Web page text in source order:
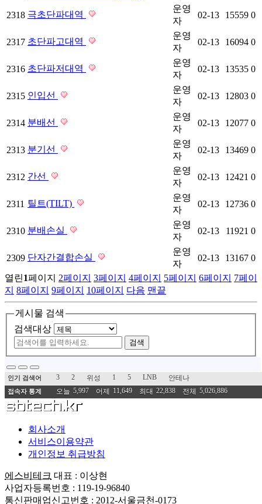
2318 극초단파대역
운영
자
02-13 15559 0
2317 초단파고대역
운영
자
02-13 16094 0
2316 초단파저대역
운영
자
02-13 13535 0
2315 인입선
운영
자
02-13 12803 0
2314 분배선
운영
자
02-13 12077 0
2313 분기선
운영
자
02-13 13469 0
2312 간선
운영
자
02-13 12421 0
2311 틸트(TILT)
운영
자
02-13 12736 0
2310 분배손실
운영
자
02-13 11921 0
2309 단자간결합손실
운영
자
02-13 13167 0
열린1페이지 2페이지 3페이지 4페이지 5페이지 6페이지 7페이
지 8페이지 9페이지 10페이지 다음 맨끝
게시물 검색
검색대상
검색
인기 검색어 3 2 위성 1 5 LNB 안테나
접속자 통계 오늘 5,997 어제 11,649 최대 22,838 전체 5,026,886
회사소개
서비스이용약관
개인정보 취급방침
에스비테크 대표 : 이상현
사업자등록번호 : 119-19-96840
통신판매업신고번호 : 2012-서울금천-0173